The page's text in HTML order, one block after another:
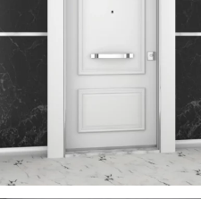
TIME
ÇELIK KAPI